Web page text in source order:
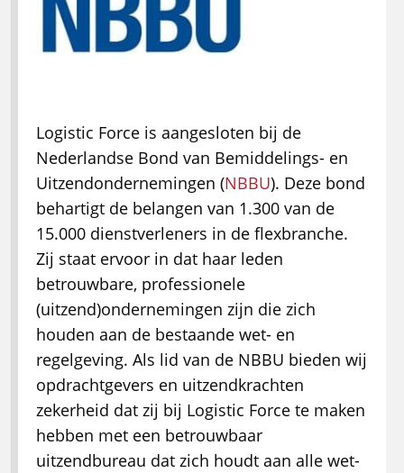
Logistic Force is aangesloten bij de
Nederlandse Bond van Bemiddelings- en
Uitzendondernemingen (NBBU). Deze bond
behartigt de belangen van 1.300 van de
15.000 dienstverleners in de flexbranche.
Zij staat ervoor in dat haar leden
betrouwbare, professionele
(uitzend)ondernemingen zijn die zich
houden aan de bestaande wet- en
regelgeving. Als lid van de NBBU bieden wij
opdrachtgevers en uitzendkrachten
zekerheid dat zij bij Logistic Force te maken
hebben met een betrouwbaar
uitzendbureau dat zich houdt aan alle wet-